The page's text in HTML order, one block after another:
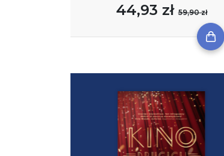
44,93 zł59,90 zł